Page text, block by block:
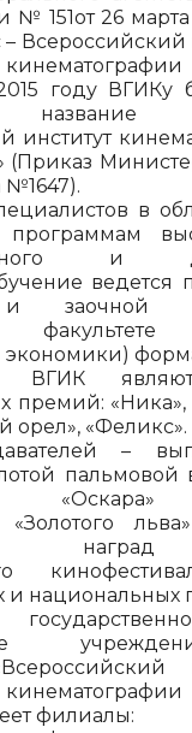
№ 151от 26
–
году ВГИКу
название
институт
(Приказ
№1647).
в
программам
и
ведется
и заочной
экономики)
ВГИК
премий: «Ника»,
орел», «Феликс».
–
пальмовой
«Оскара»
наград
и национальных
филиалы: